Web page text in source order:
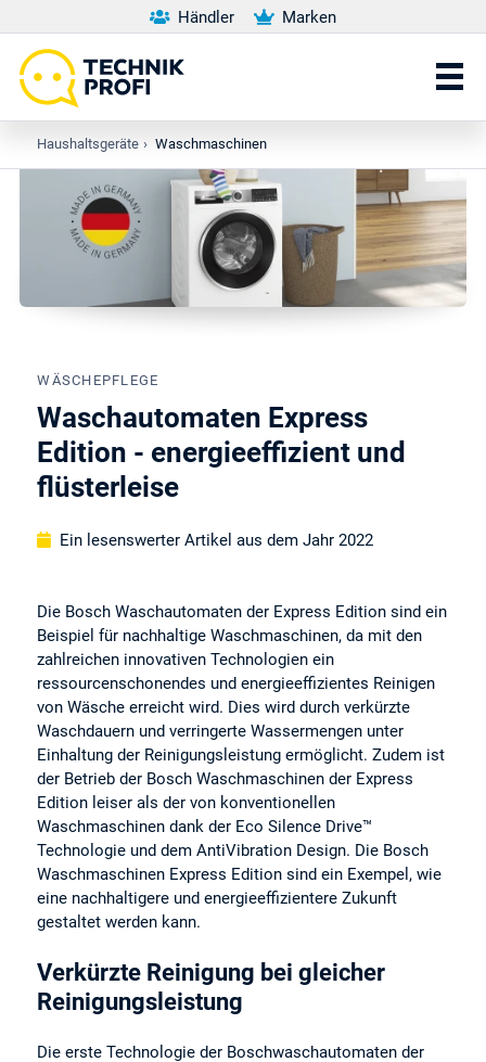
Händler Marken
Haushaltsgeräte › Waschmaschinen
WÄSCHEPFLEGE
Waschautomaten Express
Edition - energieeffizient und
flüsterleise
Ein lesenswerter Artikel aus dem Jahr 2022
Die Bosch Waschautomaten der Express Edition sind ein
Beispiel für nachhaltige Waschmaschinen, da mit den
zahlreichen innovativen Technologien ein
ressourcenschonendes und energieeffizientes Reinigen
von Wäsche erreicht wird. Dies wird durch verkürzte
Waschdauern und verringerte Wassermengen unter
Einhaltung der Reinigungsleistung ermöglicht. Zudem ist
der Betrieb der Bosch Waschmaschinen der Express
Edition leiser als der von konventionellen
Waschmaschinen dank der Eco Silence Drive™
Technologie und dem AntiVibration Design. Die Bosch
Waschmaschinen Express Edition sind ein Exempel, wie
eine nachhaltigere und energieeffizientere Zukunft
gestaltet werden kann.
Verkürzte Reinigung bei gleicher
Reinigungsleistung
Die erste Technologie der Boschwaschautomaten der